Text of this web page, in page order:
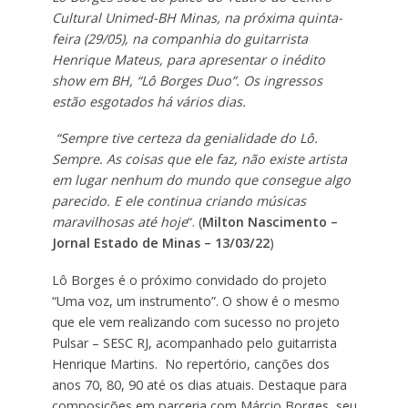
Cultural Unimed-BH Minas, na próxima quinta-
feira (29/05), na companhia do guitarrista
Henrique Mateus, para apresentar o inédito
show em BH, “Lô Borges Duo”. Os ingressos
estão esgotados há vários dias.
“Sempre tive certeza da genialidade do Lô.
Sempre. As coisas que ele faz, não existe artista
em lugar nenhum do mundo que consegue algo
parecido. E ele continua criando músicas
maravilhosas até hoje“. (Milton Nascimento –
Jornal Estado de Minas – 13/03/22)
Lô Borges é o próximo convidado do projeto
“Uma voz, um instrumento”. O show é o mesmo
que ele vem realizando com sucesso no projeto
Pulsar – SESC RJ, acompanhado pelo guitarrista
Henrique Martins. No repertório, canções dos
anos 70, 80, 90 até os dias atuais. Destaque para